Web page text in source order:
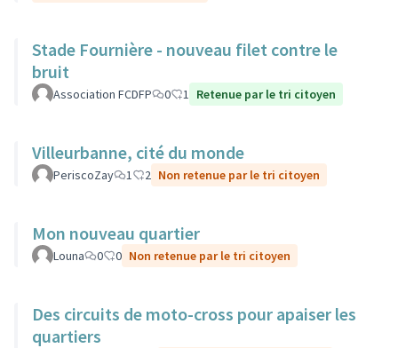
Stade Fournière - nouveau filet contre le
bruit
Association FCDFP 0 1 Retenue par le tri citoyen
Villeurbanne, cité du monde
PeriscoZay 1 2 Non retenue par le tri citoyen
Mon nouveau quartier
Louna 0 0 Non retenue par le tri citoyen
Des circuits de moto-cross pour apaiser les
quartiers